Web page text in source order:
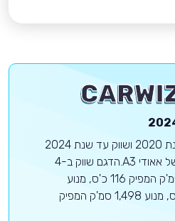
דגם זה של אאודי הושק בשנת 2020 ושווק עד שנת 2024
באותה צורה.זהו הדור ה-4 של אאודי A3.הדגם שווק ב-4
מנועים שונים. מנוע 1,498 סמ'ק המפיק 116 כ'ס, מנוע